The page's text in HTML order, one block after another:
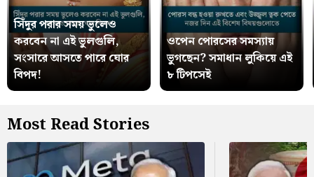
সিঁদুর পরার সময় ভুলেও
করবেন না এই ভুলগুলি,
সংসারে আসতে পারে ঘোর
বিপদ!
ওপেন পোরসের সমস্যায়
ভুগছেন? সমাধান লুকিয়ে এই
৮ টিপসেই
Most Read Stories